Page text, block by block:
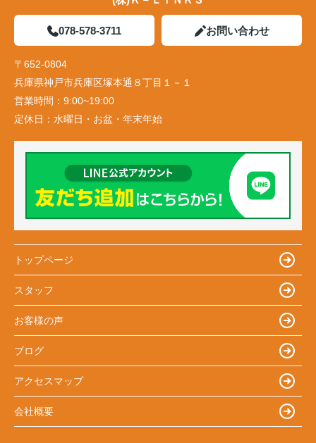
078-578-3711 お問い合わせ
〒652-0804
兵庫県神戸市兵庫区塚本通８丁目１－１
営業時間： 9:00~19:00
定休日： 水曜日・お盆・年末年始
トップページ
スタッフ
お客様の声
ブログ
アクセスマップ
会社概要